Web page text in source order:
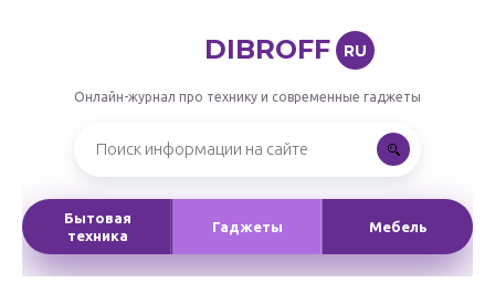
DIBROFF RU
Онлайн-журнал про технику и современные гаджеты
Бытовая
техника
Гаджеты Мебель